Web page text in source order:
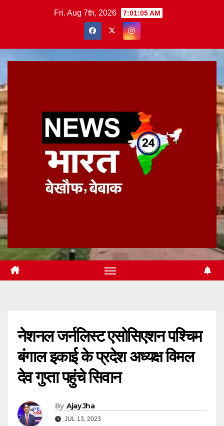
Fri. Aug 7th, 2026 7:01:06 AM
नेशनल जर्नलिस्ट एसोसिएशन पश्चिम
बंगाल इकाई के प्रदेश अध्यक्ष विमल
देव गुप्ता पहुंचे सिवान
By Ajay Jha
JUL 13, 2023